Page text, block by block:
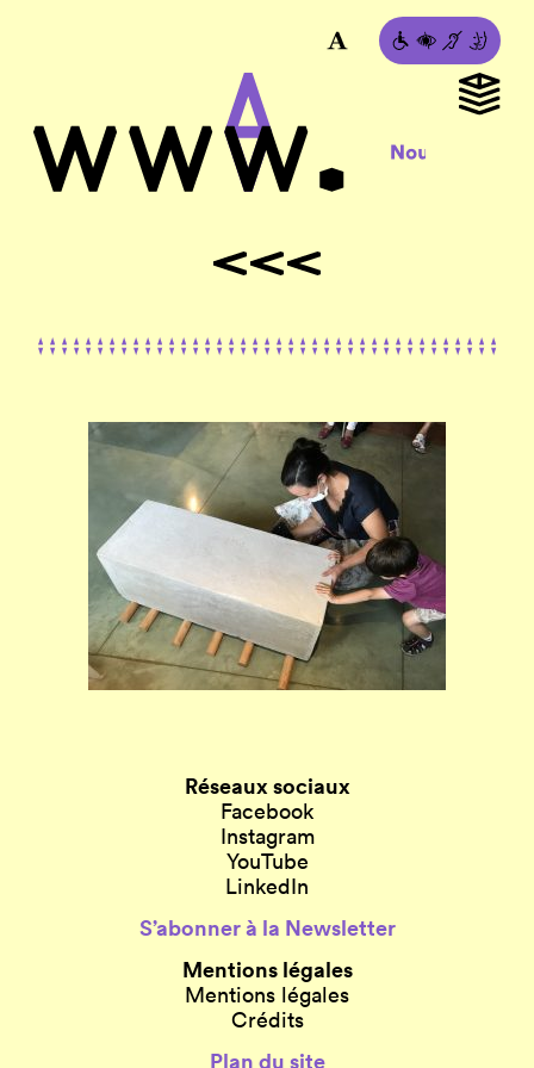
Réseaux sociaux
Facebook
Instagram
YouTube
LinkedIn
S’abonner à la Newsletter
Mentions légales
Mentions légales
Crédits
Plan du site